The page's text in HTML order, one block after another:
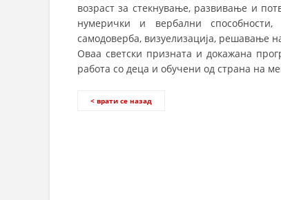
возраст за стекнување, развивање и
нумерички и вербални способности,
самодоверба, визуелизација, решавање
Оваа светски призната и докажана
работа со деца и обучени од страна на
< врати се назад